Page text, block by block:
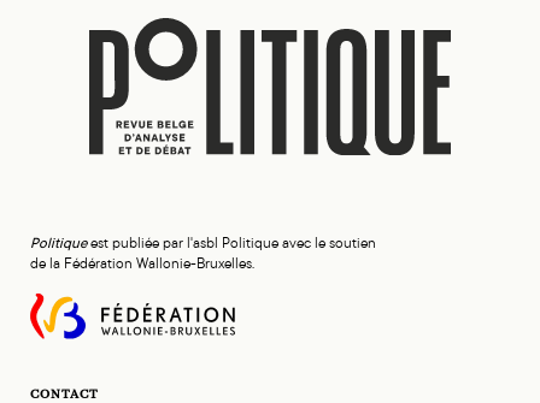
Politiqueest publiée par l'asbl Politique avec le soutien
de la Fédération Wallonie-Bruxelles.
CONTACT